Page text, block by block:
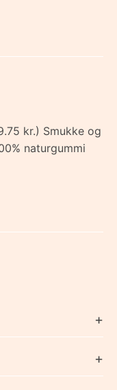
kr.) Smukke og
naturgummi